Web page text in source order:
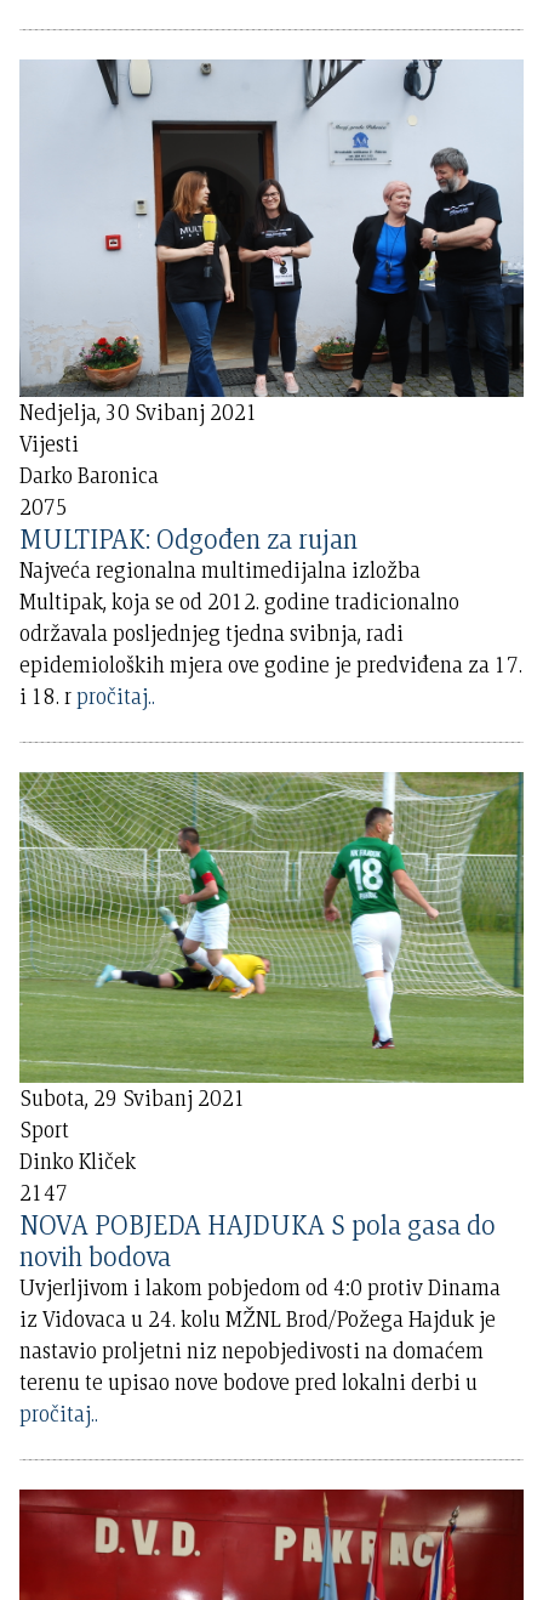
Nedjelja, 30 Svibanj 2021
Vijesti
Darko Baronica
2075
MULTIPAK: Odgođen za rujan
Najveća regionalna multimedijalna izložba
Multipak, koja se od 2012. godine tradicionalno
održavala posljednjeg tjedna svibnja, radi
epidemioloških mjera ove godine je predviđena za 17.
i 18. rpročitaj..
Subota, 29 Svibanj 2021
Sport
Dinko Kliček
2147
NOVA POBJEDA HAJDUKA S pola gasa do
novih bodova
Uvjerljivom i lakom pobjedom od 4:0 protiv Dinama
iz Vidovaca u 24. kolu MŽNL Brod/Požega Hajduk je
nastavio proljetni niz nepobjedivosti na domaćem
terenu te upisao nove bodove pred lokalni derbi u
pročitaj..